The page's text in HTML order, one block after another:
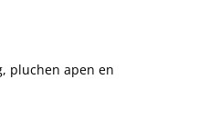
pluchen apen en